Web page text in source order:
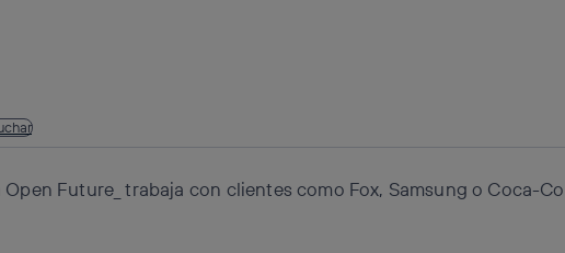
Future_ trabaja con clientes como Fox, Samsung o Coca-